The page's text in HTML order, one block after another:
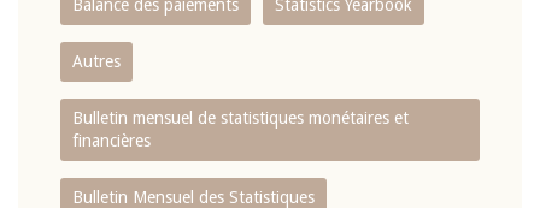
Balance des paiements Statistics Yearbook
Autres
Bulletin mensuel de statistiques monétaires et
financières
Bulletin Mensuel des Statistiques